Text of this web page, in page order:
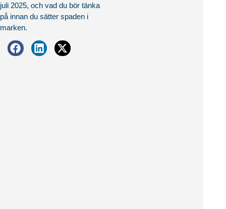
juli 2025, och vad du bör tänka
på innan du sätter spaden i
marken.